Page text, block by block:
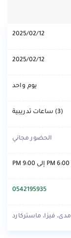
2025/02/12
2025/02/12
يوم واحد
(3) ساعات تدريبية
الحضور مجاني
0542195935
مدى، فيزا، ماستركارد